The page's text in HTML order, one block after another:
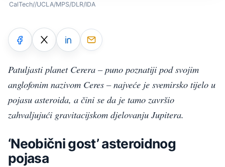
CalTech//UCLA/MPS/DLR/IDA
Patuljasti planet Cerera – puno poznatiji pod svojim
anglofonim nazivom Ceres – najveće je svemirsko tijelo u
pojasu asteroida, a čini se da je tamo završio
zahvaljujući gravitacijskom djelovanju Jupitera.
‘Neobični gost’ asteroidnog
pojasa